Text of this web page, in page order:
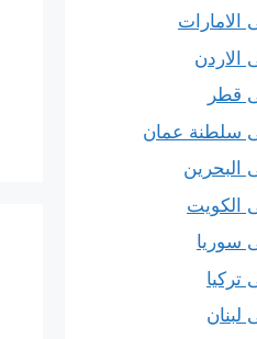
الامارات
الاردن
قطر
سلطنة عمان
البحرين
الكويت
سوريا
لبنان